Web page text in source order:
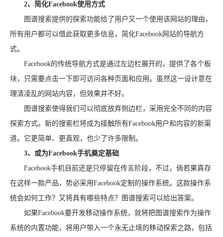
2、简化Facebook使用方式
图谱搜索提供的探索功能给了用户又一个使用该网站的理由，
所有用户都可以借此获取更多信息，简化Facebook网站的导航方
式。
Facebook的传统导航方式是通过左边栏展开的，提供了各个板
块，只需要点击一下即可访问各种页面和应用。虽然这一设计意在
理清凌乱的网站内容，但效果并不好。
图谱搜索使得我们可以彻底放弃侧边栏，采用完全不同的内容
探索方式。新的搜索栏将成为接触所有Facebook用户和内容的新渠
道。它更简单、更直观，也少了许多限制。
3、或为Facebook手机奠定基础
Facebook手机目前还是只停留在传言阶段，不过，倘若果真存
在这样一款产品，势必采用Facebook定制的操作系统。这款操作系
统会如何工作？又将具有哪些特点？图谱搜索可以给出答案。
如果Facebook要开发移动操作系统，就将把图谱搜索作为操作
系统的内置功能，将用户带入一个永无止境的移动探索之路，包括